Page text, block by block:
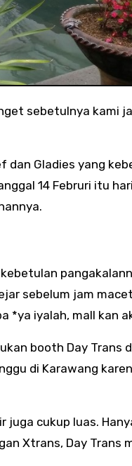
dan Gladies yang
14 Februri itu
sebelum jam
*ya iyalah, mall kan
booth Day Trans
di Karawang
juga cukup luas.
Xtrans, Day Trans